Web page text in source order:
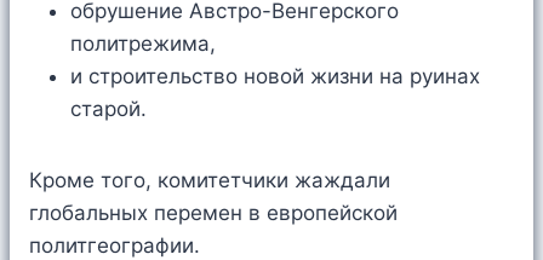
обрушение Австро-Венгерского
политрежима,
и строительство новой жизни на руинах
старой.
Кроме того, комитетчики жаждали
глобальных перемен в европейской
политгеографии.